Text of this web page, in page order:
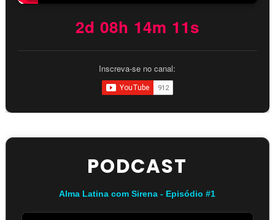
2d 08h 14m 10s
Inscreva-se no canal:
PODCAST
Alma Latina com Sirena - Episódio #1